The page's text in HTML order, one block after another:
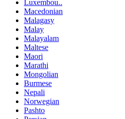
Luxembou..
Macedonian
Malagasy
Malay
Malayalam
Maltese
Maori
Marathi
Mongolian
Burmese
Nepali
Norwegian
Pashto